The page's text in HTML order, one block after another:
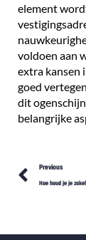
element
voldoen aan
extra kansen
goed
dit
belangrijke
Prev
Previous
Hoe houd je je